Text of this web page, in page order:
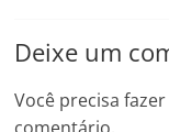
Deixe um
Você precisa fazer